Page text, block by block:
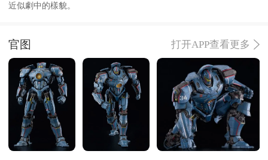
近似劇中的樣貌。
官图 打开APP查看更多